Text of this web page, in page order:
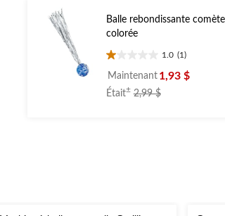
Balle rebondissante comète
colorée
1.0 (1)
1.0
étoile(s)
sur
Maintenant 1,93 $
Était± 2,99 $prix